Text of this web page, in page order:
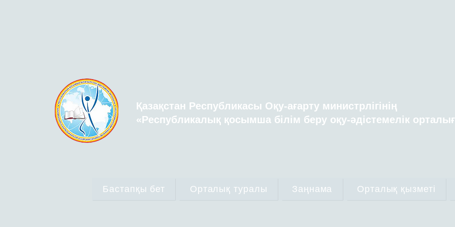
Қазақстан Республикасы Оқу-ағарту министрлігінің
«Республикалық қосымша білім беру оқу-әдістемелік
Бастапқы бет Орталық туралы Заңнама Орталық қызметі